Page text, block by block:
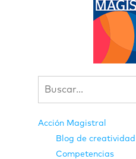
Acción Magistral
Blog de creatividad
Competencias